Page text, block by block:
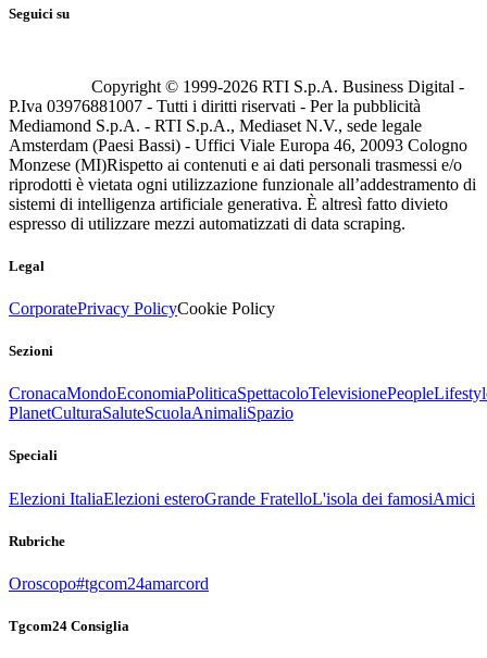
Seguici su
Copyright © 1999-2026 RTI S.p.A. Business Digital -
P.Iva 03976881007 - Tutti i diritti riservati - Per la pubblicità
Mediamond S.p.A. - RTI S.p.A., Mediaset N.V., sede legale
Amsterdam (Paesi Bassi) - Uffici Viale Europa 46, 20093 Cologno
Monzese (MI)Rispetto ai contenuti e ai dati personali trasmessi e/o
riprodotti è vietata ogni utilizzazione funzionale all’addestramento di
sistemi di intelligenza artificiale generativa. È altresì fatto divieto
espresso di utilizzare mezzi automatizzati di data scraping.
Legal
CorporatePrivacy PolicyCookie Policy
Sezioni
CronacaMondoEconomiaPoliticaSpettacoloTelevisionePeople
PlanetCulturaSaluteScuolaAnimaliSpazio
Speciali
Elezioni ItaliaElezioni esteroGrande FratelloL'isola dei famosiAmici
Rubriche
Oroscopo#tgcom24amarcord
Tgcom24 Consiglia